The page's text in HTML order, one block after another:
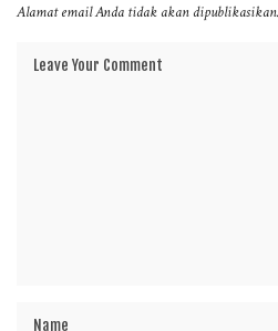
Alamat email Anda tidak akan dipublikasikan.